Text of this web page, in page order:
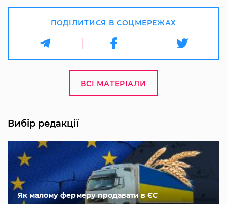
ПОДІЛИТИСЯ В СОЦМЕРЕЖАХ
ВСІ МАТЕРІАЛИ
Вибір редакції
Як малому фермеру продавати в ЄС